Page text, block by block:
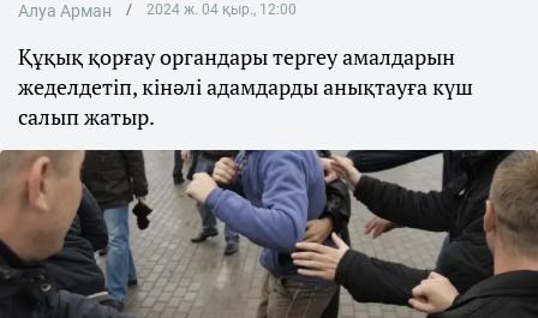
Алуа Арман 2024 ж. 04 қыр., 12:00
Құқық қорғау органдары тергеу амалдарын
жеделдетіп, кінәлі адамдарды анықтауға күш
салып жатыр.